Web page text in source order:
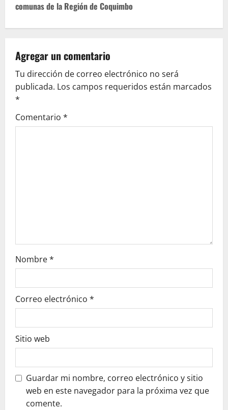
n
v
i
g
a
comunas de la Región de Coquimbo
Agregar un comentario
Tu dirección de correo electrónico no será
publicada. Los campos requeridos están marcados
*
Comentario *
Nombre*
Correo electrónico *
Sitio web
Guardar mi nombre, correo electrónico y sitio
web en este navegador para la próxima vez que
comente.